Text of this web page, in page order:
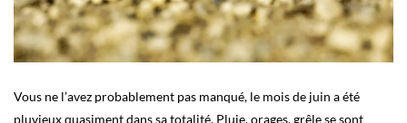
Vous ne l’avez probablement pas manqué, le mois de juin a été
pluvieux quasiment dans sa totalité. Pluie, orages, grêle se sont